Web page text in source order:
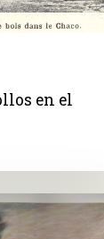
en el